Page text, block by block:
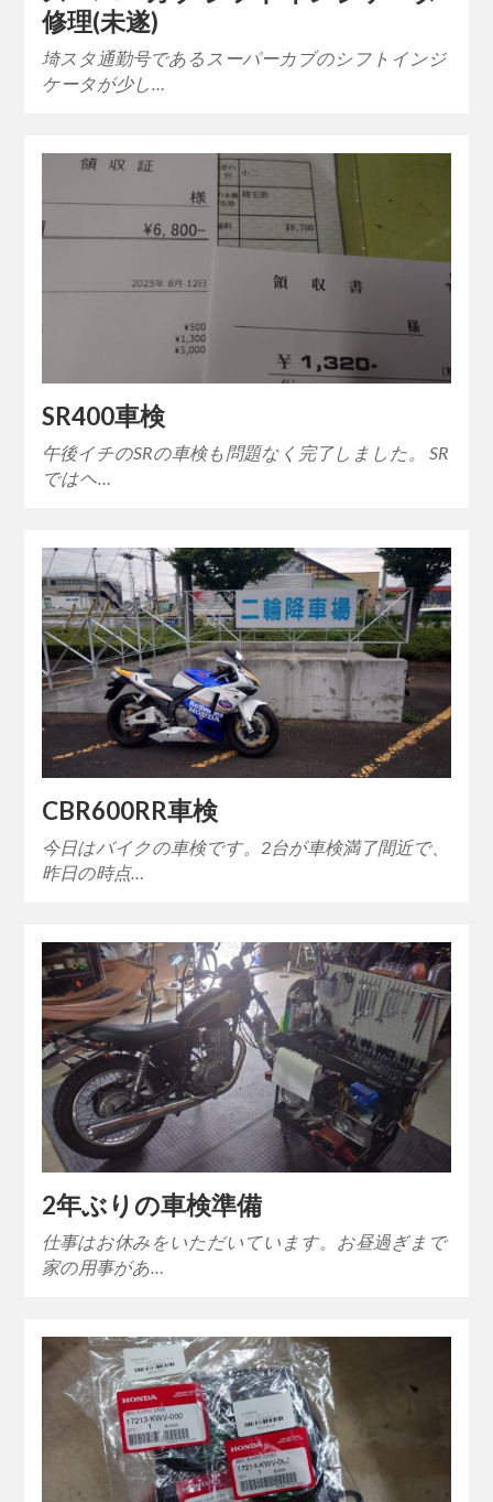
修理(未遂)
埼スタ通勤号であるスーパーカブのシフトインジ
ケータが少し…
SR400車検
午後イチのSRの車検も問題なく完了しました。 SR
ではヘ…
CBR600RR車検
今日はバイクの車検です。2台が車検満了間近で、
昨日の時点…
2年ぶりの車検準備
仕事はお休みをいただいています。お昼過ぎまで
家の用事があ…